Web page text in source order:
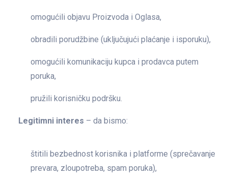
omogućili objavu Proizvoda i Oglasa,
obradili porudžbine (uključujući plaćanje i isporuku),
omogućili komunikaciju kupca i prodavca putem
poruka,
pružili korisničku podršku.
Legitimni interes – da bismo:
štitili bezbednost korisnika i platforme (sprečavanje
prevara, zloupotreba, spam poruka),